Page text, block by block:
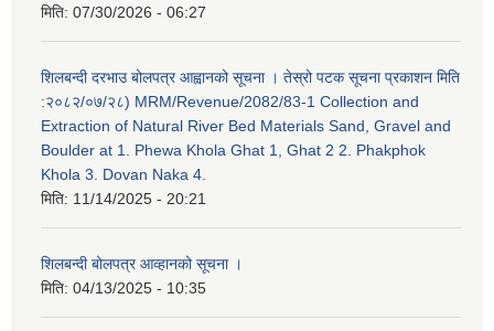
मिति: 07/30/2026 - 06:27
शिलबन्दी दरभाउ बोलपत्र आह्वानको सूचना । तेस्रो पटक सूचना प्रकाशन मिति
:२०८२/०७/२८) MRM/Revenue/2082/83-1 Collection and
Extraction of Natural River Bed Materials Sand, Gravel and
Boulder at 1. Phewa Khola Ghat 1, Ghat 2 2. Phakphok
Khola 3. Dovan Naka 4.
मिति: 11/14/2025 - 20:21
शिलबन्दी बोलपत्र आव्हानको सूचना ।
मिति: 04/13/2025 - 10:35